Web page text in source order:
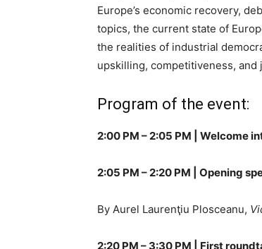
Europe’s economic recovery,
topics, the current state of
the realities of industrial
upskilling, competitiveness,
Program of the event:
2:00 PM – 2:05 PM | Welcome
2:05 PM – 2:20 PM | Opening
By Aurel Laurenţiu Plosceanu,
2:20 PM – 3:30 PM | First